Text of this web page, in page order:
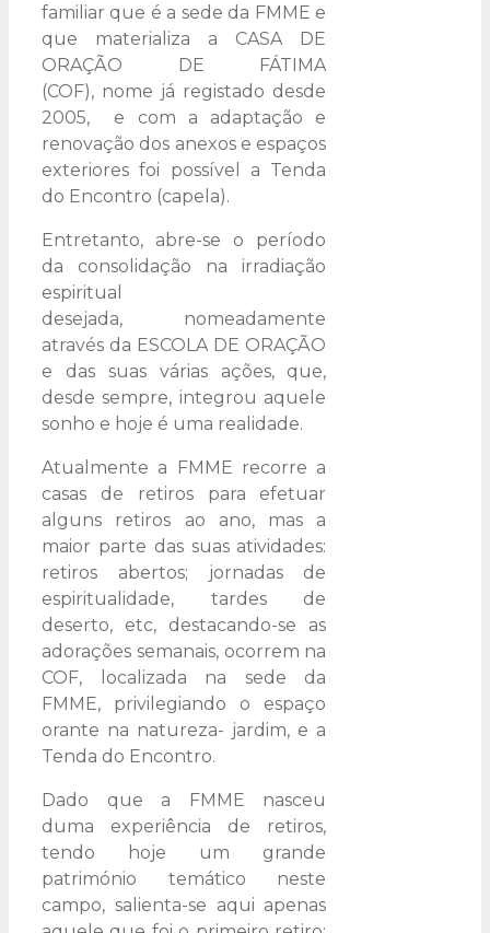
familiar que é a sede da FMME e
que materializa a CASA DE
ORAÇÃO DE FÁTIMA
(COF), nome já registado desde
2005, e com a adaptação e
renovação dos anexos e espaços
exteriores foi possível a Tenda
do Encontro (capela).
Entretanto, abre-se o período
da consolidação na irradiação
espiritual
desejada, nomeadamente
através da ESCOLA DE ORAÇÃO
e das suas várias ações, que,
desde sempre, integrou aquele
sonho e hoje é uma realidade.
Atualmente a FMME recorre a
casas de retiros para efetuar
alguns retiros ao ano, mas a
maior parte das suas atividades:
retiros abertos; jornadas de
espiritualidade, tardes de
deserto, etc, destacando-se as
adorações semanais, ocorrem na
COF, localizada na sede da
FMME, privilegiando o espaço
orante na natureza- jardim, e a
Tenda do Encontro.
Dado que a FMME nasceu
duma experiência de retiros,
tendo hoje um grande
património temático neste
campo, salienta-se aqui apenas